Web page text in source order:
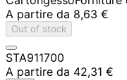
A partire da 8,63 €
Out of stock
STA911700
A partire da 42,31 €